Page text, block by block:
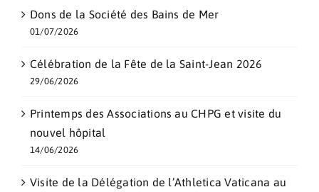
Dons de la Société des Bains de Mer
01/07/2026
Célébration de la Fête de la Saint-Jean 2026
29/06/2026
Printemps des Associations au CHPG et visite du
nouvel hôpital
14/06/2026
Visite de la Délégation de l’Athletica Vaticana au